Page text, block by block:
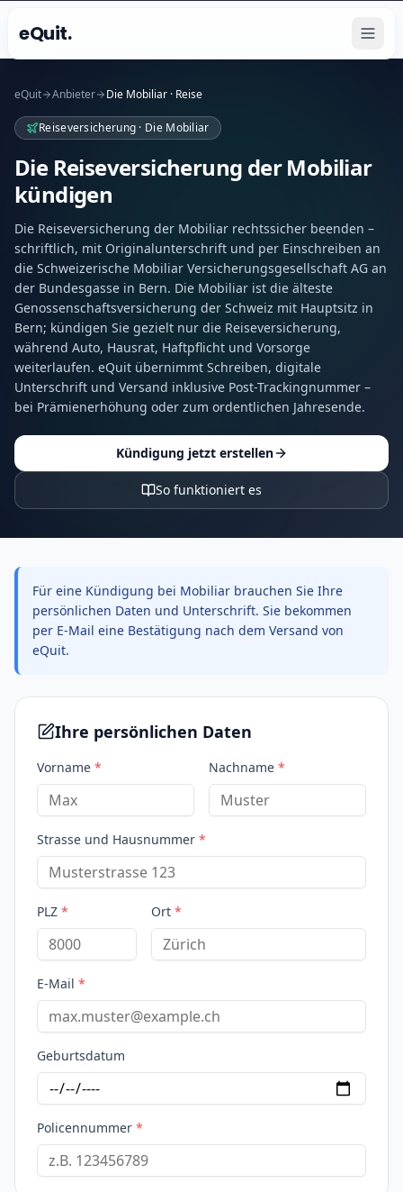
eQuit.
eQuit Anbieter Die Mobiliar · Reise
Reiseversicherung · Die Mobiliar
Die Reiseversicherung der Mobiliar
kündigen
Die Reiseversicherung der Mobiliar rechtssicher beenden –
schriftlich, mit Originalunterschrift und per Einschreiben an
die Schweizerische Mobiliar Versicherungsgesellschaft AG an
der Bundesgasse in Bern. Die Mobiliar ist die älteste
Genossenschaftsversicherung der Schweiz mit Hauptsitz in
Bern; kündigen Sie gezielt nur die Reiseversicherung,
während Auto, Hausrat, Haftpflicht und Vorsorge
weiterlaufen. eQuit übernimmt Schreiben, digitale
Unterschrift und Versand inklusive Post-Trackingnummer –
bei Prämienerhöhung oder zum ordentlichen Jahresende.
Kündigung jetzt erstellen
So funktioniert es
Für eine Kündigung bei Mobiliar brauchen Sie Ihre
persönlichen Daten und Unterschrift. Sie bekommen
per E-Mail eine Bestätigung nach dem Versand von
eQuit.
Ihre persönlichen Daten
Vorname * Nachname *
Strasse und Hausnummer *
PLZ * Ort *
E-Mail *
Geburtsdatum
Policennummer *